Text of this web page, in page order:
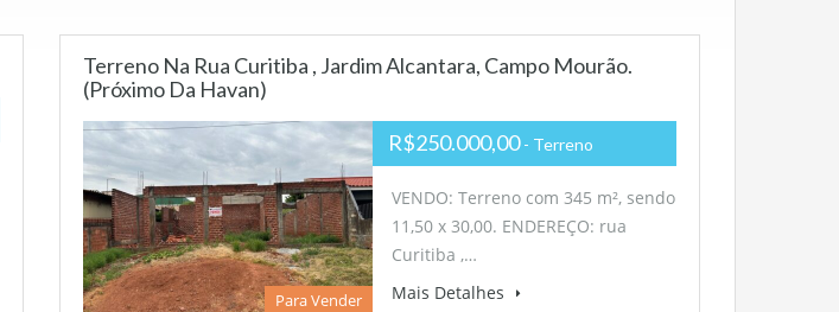
Terreno Na Rua Curitiba , Jardim Alcantara, Campo Mourão.
(próximo Da Havan)
Para Vender
R$250.000,00- Terreno
VENDO: Terreno com 345 m², sendo
11,50 x 30,00. ENDEREÇO: rua
Curitiba ,…
Mais Detalhes